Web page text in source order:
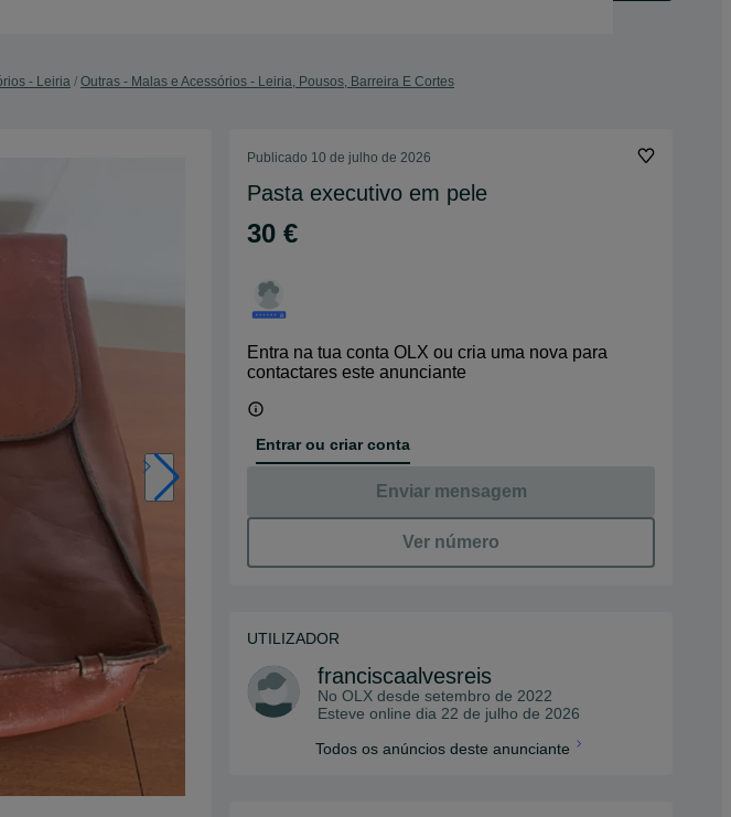
- Leiria Outras - Malas e Acessórios - Leiria, Pousos, Barreira E Cortes
Publicado 10 de julho de 2026
Pasta executivo em pele
30 €
Entra na tua conta OLX ou cria uma nova para
contactares este anunciante
Entrar ou criar conta
Enviar mensagem
Ver número
UTILIZADOR
franciscaalvesreis
No OLX desde setembro de 2022
Esteve online dia 22 de julho de 2026
Todos os anúncios deste anunciante